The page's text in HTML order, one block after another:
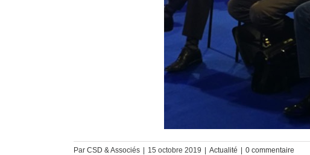
Par CSD & Associés | 15 octobre 2019 | Actualité | 0 commentaire